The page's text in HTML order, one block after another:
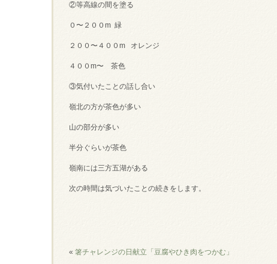
②等高線の間を塗る
０〜２００m 緑
２００〜４００m オレンジ
４００m〜 茶色
③気付いたことの話し合い
嶺北の方が茶色が多い
山の部分が多い
半分ぐらいが茶色
嶺南には三方五湖がある
次の時間は気づいたことの続きをします。
«箸チャレンジの日献立「豆腐やひき肉をつかむ」